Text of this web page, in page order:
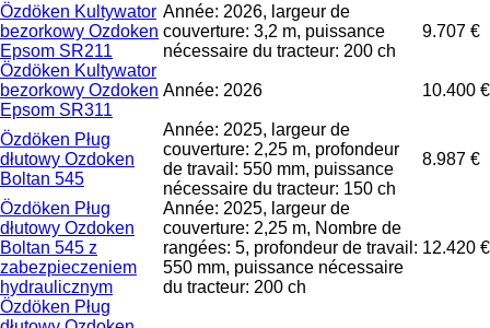
Özdöken Kultywator
bezorkowy Ozdoken
Epsom SR211
Année: 2026, largeur de
couverture: 3,2 m, puissance
nécessaire du tracteur: 200 ch
9.707 €
Özdöken Kultywator
bezorkowy Ozdoken
Epsom SR311
Année: 2026 10.400 €
Özdöken Pług
dłutowy Ozdoken
Boltan 545
Année: 2025, largeur de
couverture: 2,25 m, profondeur
de travail: 550 mm, puissance
nécessaire du tracteur: 150 ch
8.987 €
Özdöken Pług
dłutowy Ozdoken
Boltan 545 z
zabezpieczeniem
hydraulicznym
Année: 2025, largeur de
couverture: 2,25 m, Nombre de
rangées: 5, profondeur de travail:
550 mm, puissance nécessaire
du tracteur: 200 ch
12.420 €
Özdöken Pług